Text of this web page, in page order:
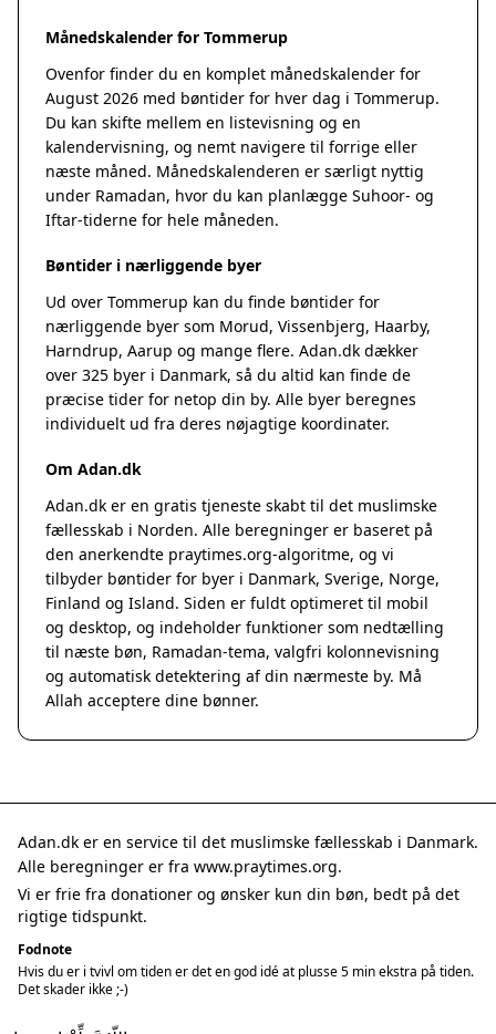
Månedskalender for Tommerup
Ovenfor finder du en komplet månedskalender for
August 2026 med bøntider for hver dag i Tommerup.
Du kan skifte mellem en listevisning og en
kalendervisning, og nemt navigere til forrige eller
næste måned. Månedskalenderen er særligt nyttig
under Ramadan, hvor du kan planlægge Suhoor- og
Iftar-tiderne for hele måneden.
Bøntider i nærliggende byer
Ud over Tommerup kan du finde bøntider for
nærliggende byer som Morud, Vissenbjerg, Haarby,
Harndrup, Aarup og mange flere. Adan.dk dækker
over 325 byer i Danmark, så du altid kan finde de
præcise tider for netop din by. Alle byer beregnes
individuelt ud fra deres nøjagtige koordinater.
Om Adan.dk
Adan.dk er en gratis tjeneste skabt til det muslimske
fællesskab i Norden. Alle beregninger er baseret på
den anerkendte praytimes.org-algoritme, og vi
tilbyder bøntider for byer i Danmark, Sverige, Norge,
Finland og Island. Siden er fuldt optimeret til mobil
og desktop, og indeholder funktioner som nedtælling
til næste bøn, Ramadan-tema, valgfri kolonnevisning
og automatisk detektering af din nærmeste by. Må
Allah acceptere dine bønner.
Adan.dk er en service til det muslimske fællesskab i Danmark.
Alle beregninger er fra www.praytimes.org.
Vi er frie fra donationer og ønsker kun din bøn, bedt på det
rigtige tidspunkt.
Fodnote
Hvis du er i tvivl om tiden er det en god idé at plusse 5 min ekstra på tiden.
Det skader ikke ;-)